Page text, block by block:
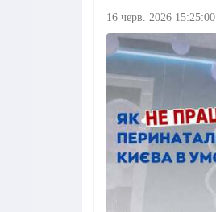
16 черв. 2026 15:25:00